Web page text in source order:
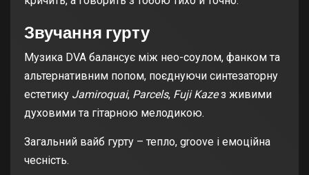
Звучання гурту
Музика DVA балансує між нео-соулом, фанком та
альтернативним попом, поєднуючи синтезаторну
естетику Jamiroquai, Parcels, Fuji Kazeз живими
духовими та гітарною мелодикою.
Загальний вайб гурту – тепло, groove і емоційна
чесність.